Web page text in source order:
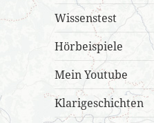
Wissenstest
Hörbeispiele
Mein Youtube
Klarigeschichten